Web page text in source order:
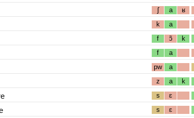
ʃ
a ʁ
k
a
f
ɔ̃ k
f
a
pw
a
z
a k
s ɛ
s ɛ